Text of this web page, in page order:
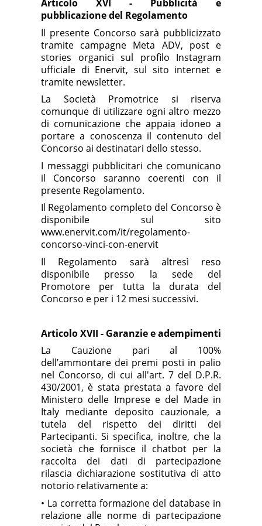
Articolo XVI - Pubblicità e
pubblicazione del Regolamento
Il presente Concorso sarà pubblicizzato
tramite campagne Meta ADV, post e
stories organici sul profilo Instagram
ufficiale di Enervit, sul sito internet e
tramite newsletter.
La Società Promotrice si riserva
comunque di utilizzare ogni altro mezzo
di comunicazione che appaia idoneo a
portare a conoscenza il contenuto del
Concorso ai destinatari dello stesso.
I messaggi pubblicitari che comunicano
il Concorso saranno coerenti con il
presente Regolamento.
Il Regolamento completo del Concorso è
disponibile sul sito
www.enervit.com/it/regolamento-
concorso-vinci-con-enervit
Il Regolamento sarà altresì reso
disponibile presso la sede del
Promotore per tutta la durata del
Concorso e per i 12 mesi successivi.
Articolo XVII - Garanzie e adempimenti
La Cauzione pari al 100%
dell’ammontare dei premi posti in palio
nel Concorso, di cui all'art. 7 del D.P.R.
430/2001, è stata prestata a favore del
Ministero delle Imprese e del Made in
Italy mediante deposito cauzionale, a
tutela del rispetto dei diritti dei
Partecipanti. Si specifica, inoltre, che la
società che fornisce il chatbot per la
raccolta dei dati di partecipazione
rilascia dichiarazione sostitutiva di atto
notorio relativamente a:
• La corretta formazione del database in
relazione alle norme di partecipazione